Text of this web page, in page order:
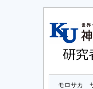
モロサカ